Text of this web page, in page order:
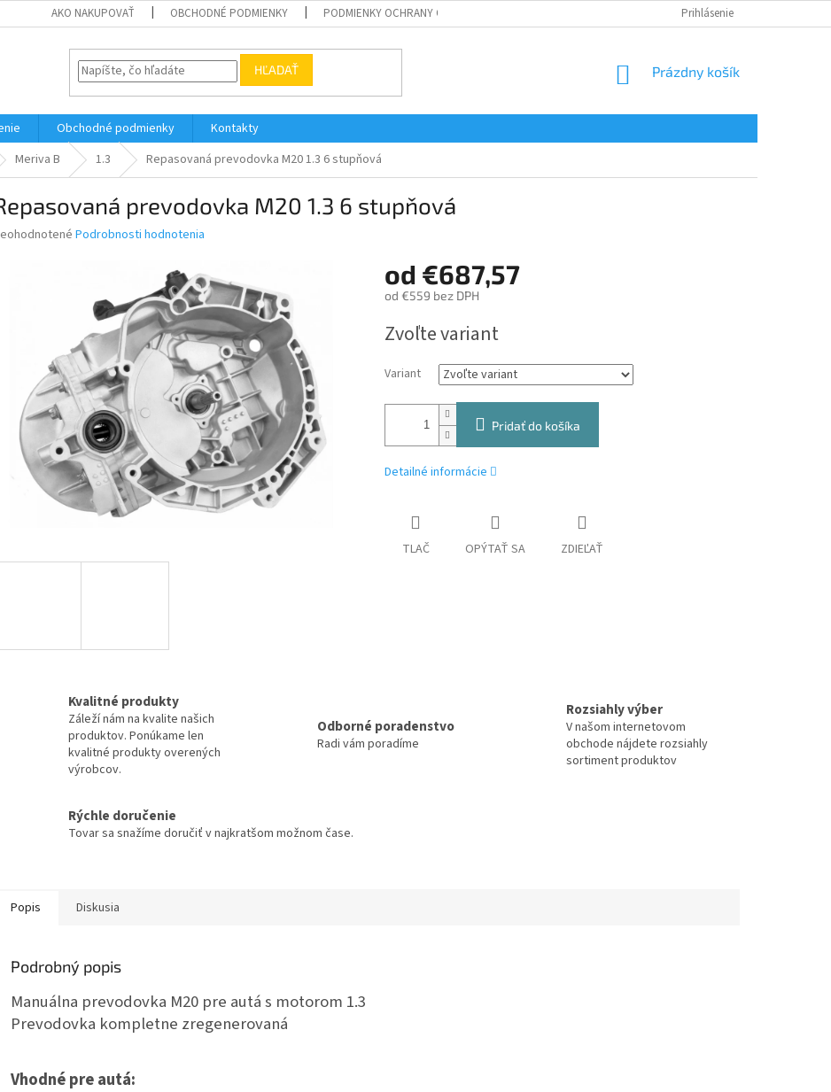
AKO NAKUPOVAŤ OBCHODNÉ PODMIENKY PODMIENKY OCHRANY OSOBNÝCH ÚDAJOV Prihlásenie
HĽADAŤ
NÁKUPNÝ
Prázdny košík
Obchodné podmienky
Kontakty
Meriva B 1.3 Repasovaná prevodovka M20 1.3 6 stupňová
prevodovka M20 1.3 6 stupňová
Podrobnosti hodnotenia
od €687,57
od €559 bez DPH
cena:
Zvoľte variant
Variant
Pridať do košíka
Detailné informácie
TLAČ OPÝTAŤ SA ZDIEĽAŤ
Kvalitné produkty
Záleží nám na kvalite našich
produktov. Ponúkame len
kvalitné produkty overených
výrobcov.
Odborné poradenstvo
Radi vám poradíme
Rozsiahly výber
V našom internetovom
obchode nájdete rozsiahly
sortiment produktov
Rýchle doručenie
Tovar sa snažíme doručiť v najkratšom možnom čase.
Popis Diskusia
Podrobný popis
Manuálna prevodovka M20 pre autá s motorom 1.3
Prevodovka kompletne zregenerovaná
Vhodné pre autá: